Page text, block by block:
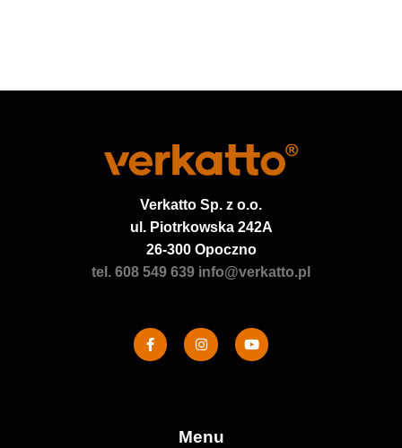
Verkatto Sp. z o.o.
ul. Piotrkowska 242A
26-300 Opoczno
tel. 608 549 639 info@verkatto.pl
Menu